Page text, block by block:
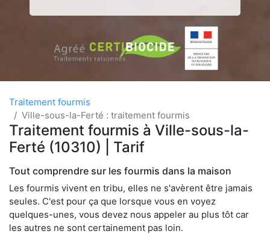
Traitement fourmis
Ville-sous-la-Ferté : traitement fourmis
Traitement fourmis à Ville-sous-la-
Ferté (10310) | Tarif
Tout comprendre sur les fourmis dans la maison
Les fourmis vivent en tribu, elles ne s'avèrent être jamais
seules. C'est pour ça que lorsque vous en voyez
quelques-unes, vous devez nous appeler au plus tôt car
les autres ne sont certainement pas loin.